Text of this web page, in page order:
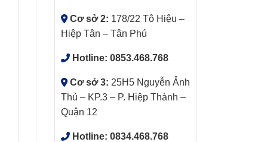
Cơ sở 2: 178/22 Tô Hiệu –
Hiệp Tân – Tân Phú
Hotline: 0853.468.768
Cơ sở 3: 25H5 Nguyễn Ảnh
Thủ – KP.3 – P. Hiệp Thành –
Quận 12
Hotline: 0834.468.768